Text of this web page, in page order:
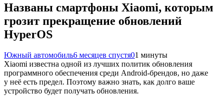
Названы смартфоны Xiaomi, которым
грозит прекращение обновлений
HyperOS
Южный автомобиль6 месяцев спустя01 минуты
Xiaomi известна одной из лучших политик обновления
программного обеспечения среди Android-брендов, но даже
у неё есть предел. Поэтому важно знать, как долго ваше
устройство будет получать обновления.